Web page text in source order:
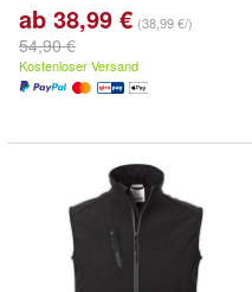
ab 38,99 € (38,99 €/)
54,90 €
Kostenloser Versand